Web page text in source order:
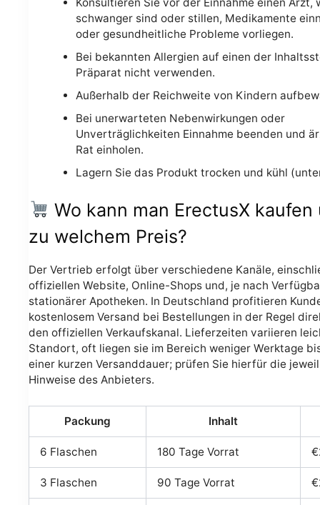
schwanger sind oder stillen, Medikamente
oder gesundheitliche Probleme vorliegen.
Bei bekannten Allergien auf einen der
Präparat nicht verwenden.
Außerhalb der Reichweite von Kindern
Bei unerwarteten Nebenwirkungen oder
Unverträglichkeiten Einnahme beenden und
Rat einholen.
Lagern Sie das Produkt trocken und kühl
Wo kann man ErectusX kaufen
zu welchem Preis?
Der Vertrieb erfolgt über verschiedene Kanäle,
offiziellen Website, Online-Shops und, je nach
stationärer Apotheken. In Deutschland profitieren
kostenlosem Versand bei Bestellungen in der Regel
den offiziellen Verkaufskanal. Lieferzeiten variieren
Standort, oft liegen sie im Bereich weniger Werktage
einer kurzen Versanddauer; prüfen Sie hierfür die
Hinweise des Anbieters.
Packung Inhalt
6 Flaschen 180 Tage Vorrat
3 Flaschen 90 Tage Vorrat